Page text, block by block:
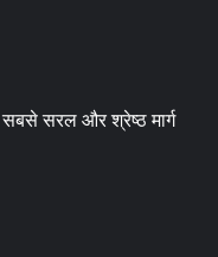
सबसे सरल और श्रेष्ठ मार्ग